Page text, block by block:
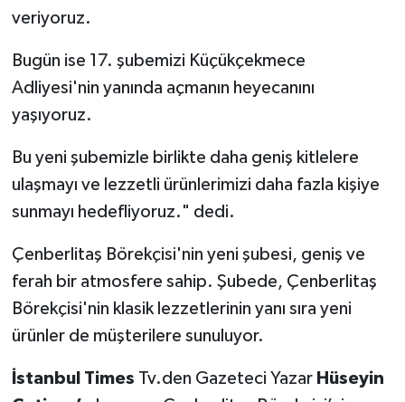
veriyoruz.
Bugün ise 17. şubemizi Küçükçekmece
Adliyesi'nin yanında açmanın heyecanını
yaşıyoruz.
Bu yeni şubemizle birlikte daha geniş kitlelere
ulaşmayı ve lezzetli ürünlerimizi daha fazla kişiye
sunmayı hedefliyoruz." dedi.
Çenberlitaş Börekçisi'nin yeni şubesi, geniş ve
ferah bir atmosfere sahip. Şubede, Çenberlitaş
Börekçisi'nin klasik lezzetlerinin yanı sıra yeni
ürünler de müşterilere sunuluyor.
İstanbul Times Tv.den Gazeteci Yazar Hüseyin